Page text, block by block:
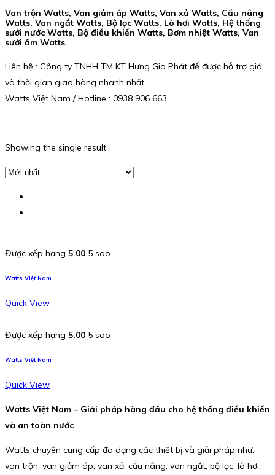
Van trộn Watts, Van giảm áp Watts, Van xả Watts, Cầu nâng
Watts, Van ngắt Watts, Bộ lọc Watts, Lò hơi Watts, Hệ thống
sưởi nước Watts, Bộ điều khiển Watts, Bơm nhiệt Watts, Van
sưởi ấm Watts.
Liên hệ : Công ty TNHH TM KT Hưng Gia Phát để được hỗ trợ giá
và thời gian giao hàng nhanh nhất.
Watts Việt Nam / Hotline : 0938 906 663
Showing the single result
Được xếp hạng 5.00 5 sao
Watts Việt Nam
Quick View
Được xếp hạng 5.00 5 sao
Watts Việt Nam
Quick View
Watts Việt Nam – Giải pháp hàng đầu cho hệ thống điều khiển
và an toàn nước
Watts chuyên cung cấp đa dạng các thiết bị và giải pháp như:
van trộn, van giảm áp, van xả, cầu nâng, van ngắt, bộ lọc, lò hơi,